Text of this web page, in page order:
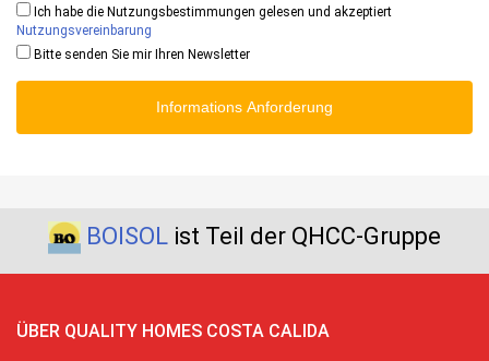
Ich habe die Nutzungsbestimmungen gelesen und akzeptiert
Nutzungsvereinbarung
Bitte senden Sie mir Ihren Newsletter
Informations Anforderung
BOISOL ist Teil der QHCC-Gruppe
ÜBER QUALITY HOMES COSTA CALIDA